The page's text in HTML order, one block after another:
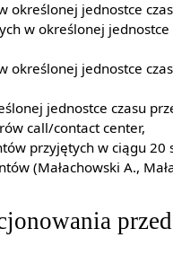
określonej jednostce
w określonej
jednostce
jednostce czasu
call/contact center,
przyjętych w ciągu 20
(Małachowski A.,